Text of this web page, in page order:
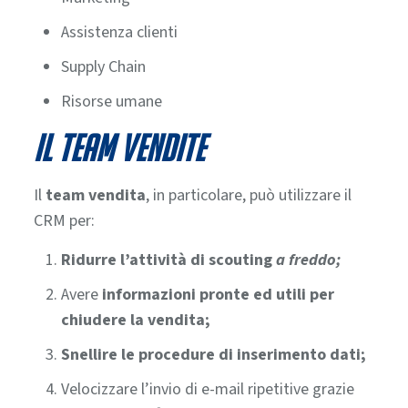
Assistenza clienti
Supply Chain
Risorse umane
Il team vendite
Ilteam vendita, in particolare, può utilizzare il
CRM per:
Ridurre l’attività di scoutinga freddo;
Avere informazioni pronte ed utili per
chiudere la vendita;
Snellire le procedure di inserimento dati;
Velocizzare l’invio di e-mail ripetitive grazie